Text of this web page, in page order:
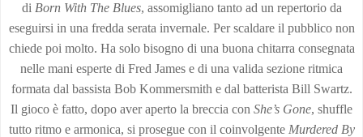
di Born With The Blues, assomigliano tanto ad un repertorio da
eseguirsi in una fredda serata invernale. Per scaldare il pubblico non
chiede poi molto. Ha solo bisogno di una buona chitarra consegnata
nelle mani esperte di Fred James e di una valida sezione ritmica
formata dal bassista Bob Kommersmith e dal batterista Bill Swartz.
Il gioco è fatto, dopo aver aperto la breccia con She’s Gone, shuffle
tutto ritmo e armonica, si prosegue con il coinvolgente Murdered By